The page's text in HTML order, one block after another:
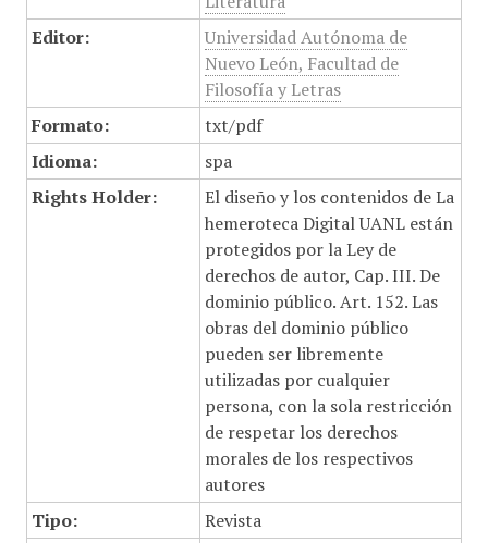
Editor:
Universidad Autónoma de
Nuevo León, Facultad de
Filosofía y Letras
Formato:
txt/pdf
Idioma:
spa
Rights Holder:
El diseño y los contenidos de La
hemeroteca Digital UANL están
protegidos por la Ley de
derechos de autor, Cap. III. De
dominio público. Art. 152. Las
obras del dominio público
pueden ser libremente
utilizadas por cualquier
persona, con la sola restricción
de respetar los derechos
morales de los respectivos
autores
Tipo:
Revista